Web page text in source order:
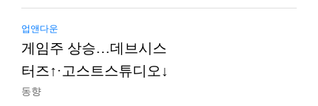
업앤다운
게임주 상승…데브시스
터즈↑·고스트스튜디오↓
동향